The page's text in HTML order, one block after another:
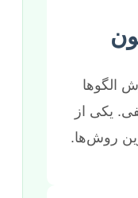
الگوها
یکی از
روش‌ها.